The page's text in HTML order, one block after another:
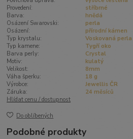
Provedení:
stříbrné
Barva:
hnědá
Osázení Swarovski:
perla
Osázení:
přírodní kámen
Typ krystalu:
Voskovaná perla
Typ kamene:
Tygří oko
Barva perly:
Crystal
Motiv:
kulatý
Velikost:
8mm
Váha šperku:
18 g
Výrobce:
Jewellis ČR
Záruka:
24 měsíců
Hlídat cenu / dostupnost
Do oblíbených
Podobné produkty